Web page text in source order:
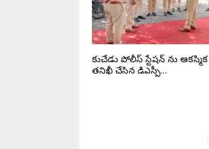
కురిచేడు పోలీస్ స్టేషన్ ను ఆకస్మిక
తనిఖీ చేసిన డిఎస్పీ…